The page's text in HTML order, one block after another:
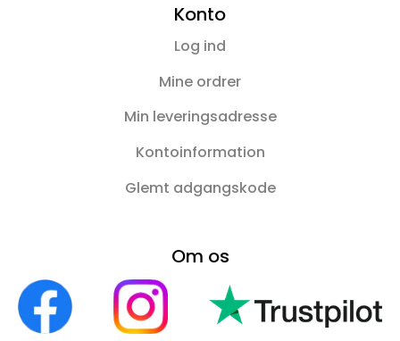
Konto
Log ind
Mine ordrer
Min leveringsadresse
Kontoinformation
Glemt adgangskode
Om os